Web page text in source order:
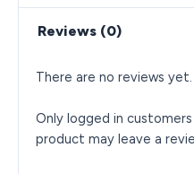
Reviews (0)
There are no reviews yet.
Only logged in
product may leave a